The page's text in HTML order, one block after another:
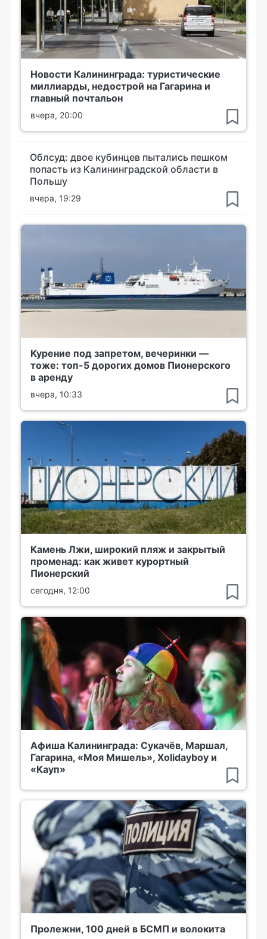
Новости Калининграда: туристические
миллиарды, недострой на Гагарина и
главный почтальон
вчера, 20:00
Облсуд: двое кубинцев пытались пешком
попасть из Калининградской области в
Польшу
вчера, 19:29
Курение под запретом, вечеринки —
тоже: топ-5 дорогих домов Пионерского
в аренду
вчера, 10:33
Камень Лжи, широкий пляж и закрытый
променад: как живет курортный
Пионерский
сегодня, 12:00
Афиша Калининграда: Сукачёв, Маршал,
Гагарина, «Моя Мишель», Xolidayboy и
«Кауп»
Пролежни, 100 дней в БСМП и волокита